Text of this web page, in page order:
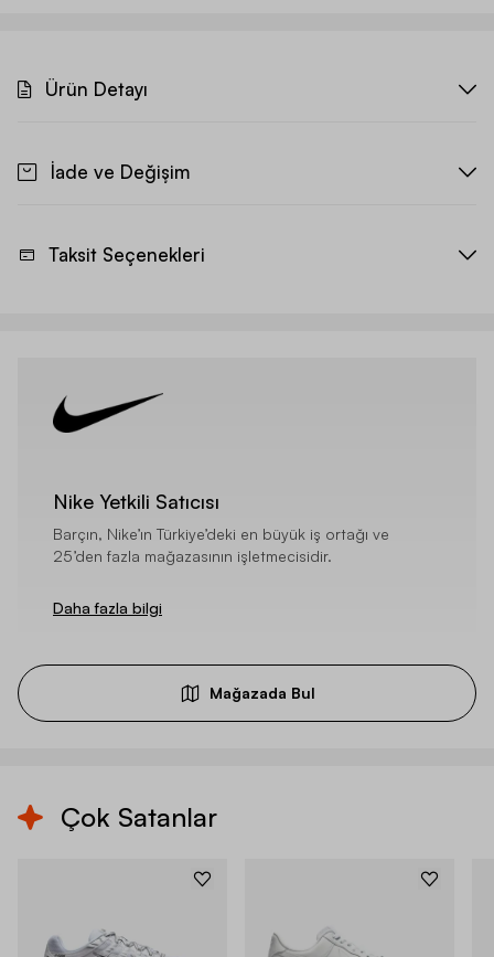
Ürün Detayı
İade ve Değişim
Taksit Seçenekleri
Nike Yetkili Satıcısı
Barçın, Nike’ın Türkiye’deki en büyük iş ortağı ve
25’den fazla mağazasının işletmecisidir.
Daha fazla bilgi
Mağazada Bul
Çok Satanlar